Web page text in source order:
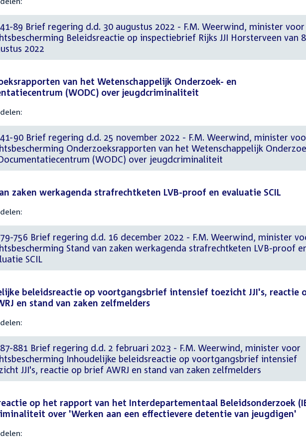
89 Brief regering d.d. 30 augustus 2022 - F.M. Weerwind, minister voor
Beleidsreactie op inspectiebrief Rijks JJI Horsterveen van 8
2022
van het Wetenschappelijk Onderzoek- en
(WODC) over jeugdcriminaliteit
90 Brief regering d.d. 25 november 2022 - F.M. Weerwind, minister
Onderzoeksrapporten van het Wetenschappelijk
(WODC) over jeugdcriminaliteit
zaken werkagenda strafrechtketen LVB-proof en evaluatie SCIL
756 Brief regering d.d. 16 december 2022 - F.M. Weerwind, minister
Stand van zaken werkagenda strafrechtketen LVB-proof
SCIL
beleidsreactie op voortgangsbrief intensief toezicht JJI's, reactie
en stand van zaken zelfmelders
881 Brief regering d.d. 2 februari 2023 - F.M. Weerwind, minister voor
Inhoudelijke beleidsreactie op voortgangsbrief intensief
JJI's, reactie op brief AWRJ en stand van zaken zelfmelders
op het rapport van het Interdepartementaal Beleidsonderzoek
over 'Werken aan een effectievere detentie van jeugdigen'